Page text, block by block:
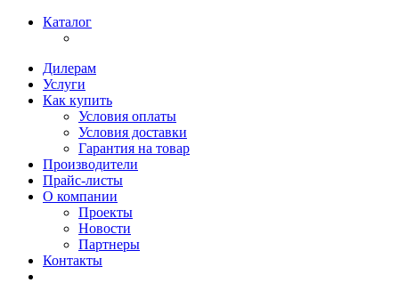
Каталог
Дилерам
Услуги
Как купить
Условия оплаты
Условия доставки
Гарантия на товар
Производители
Прайс-листы
О компании
Проекты
Новости
Партнеры
Контакты